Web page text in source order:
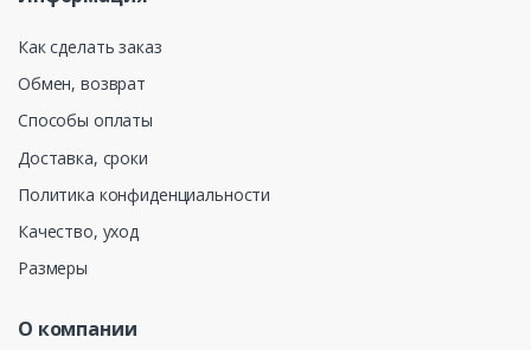
Как сделать заказ
Обмен, возврат
Способы оплаты
Доставка, сроки
Политика конфиденциальности
Качество, уход
Размеры
О компании